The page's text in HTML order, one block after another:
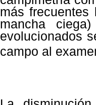
más frecuentes
mancha
evolucionados
campo al